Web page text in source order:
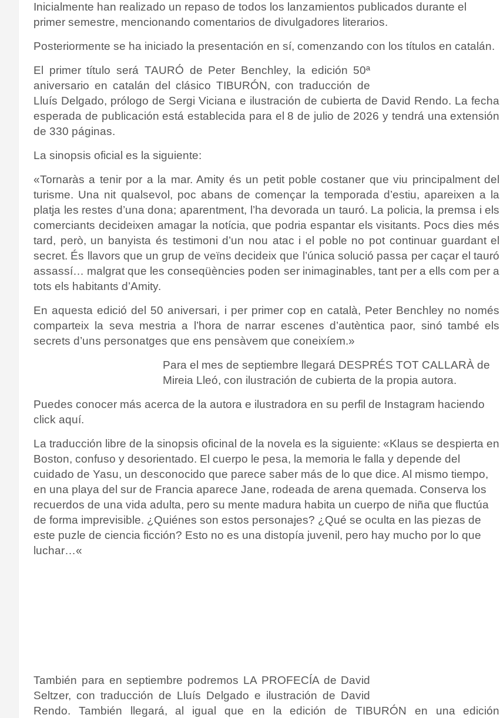
Inicialmente han realizado un repaso de todos los lanzamientos publicados durante el
primer semestre, mencionando comentarios de divulgadores literarios.
Posteriormente se ha iniciado la presentación en sí, comenzando con los títulos en catalán.
El primer título será TAURÓ de Peter Benchley, la edición 50ª
aniversario en catalán del clásico TIBURÓN, con traducción de
Lluís Delgado, prólogo de Sergi Viciana e ilustración de cubierta de David Rendo. La fecha
esperada de publicación está establecida para el 8 de julio de 2026 y tendrá una extensión
de 330 páginas.
La sinopsis oficial es la siguiente:
«Tornaràs a tenir por a la mar. Amity és un petit poble costaner que viu principalment del
turisme. Una nit qualsevol, poc abans de començar la temporada d’estiu, apareixen a la
platja les restes d’una dona; aparentment, l’ha devorada un tauró. La policia, la premsa i els
comerciants decideixen amagar la notícia, que podria espantar els visitants. Pocs dies més
tard, però, un banyista és testimoni d’un nou atac i el poble no pot continuar guardant el
secret. És llavors que un grup de veïns decideix que l’única solució passa per caçar el tauró
assassí… malgrat que les conseqüències poden ser inimaginables, tant per a ells com per a
tots els habitants d’Amity.
En aquesta edició del 50 aniversari, i per primer cop en català, Peter Benchley no només
comparteix la seva mestria a l’hora de narrar escenes d’autèntica paor, sinó també els
secrets d’uns personatges que ens pensàvem que coneixíem.»
Para el mes de septiembre llegará DESPRÉS TOT CALLARÀ de
Mireia Lleó, con ilustración de cubierta de la propia autora.
Puedes conocer más acerca de la autora e ilustradora en su perfil de Instagram haciendo
click aquí.
La traducción libre de la sinopsis oficinal de la novela es la siguiente: «Klaus se despierta en
Boston, confuso y desorientado. El cuerpo le pesa, la memoria le falla y depende del
cuidado de Yasu, un desconocido que parece saber más de lo que dice. Al mismo tiempo,
en una playa del sur de Francia aparece Jane, rodeada de arena quemada. Conserva los
recuerdos de una vida adulta, pero su mente madura habita un cuerpo de niña que fluctúa
de forma imprevisible. ¿Quiénes son estos personajes? ¿Qué se oculta en las piezas de
este puzle de ciencia ficción? Esto no es una distopía juvenil, pero hay mucho por lo que
luchar…«
También para en septiembre podremos LA PROFECÍA de David
Seltzer, con traducción de Lluís Delgado e ilustración de David
Rendo. También llegará, al igual que en la edición de TIBURÓN en una edición